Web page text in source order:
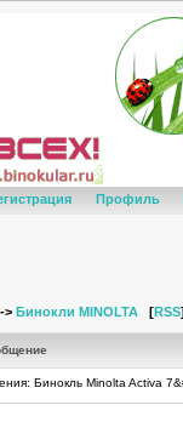
Профиль
-> Бинокли MINOLTA [RSS]
Бинокль Minolta Activa